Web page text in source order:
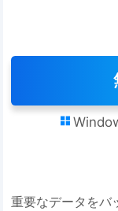

重要なデータをバ